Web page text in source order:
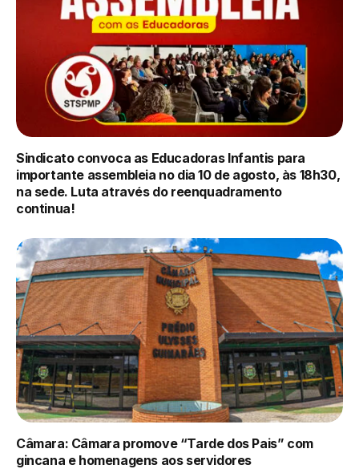
Sindicato convoca as Educadoras Infantis para
importante assembleia no dia 10 de agosto, às 18h30,
na sede. Luta através do reenquadramento
continua!
Câmara: Câmara promove “Tarde dos Pais” com
gincana e homenagens aos servidores